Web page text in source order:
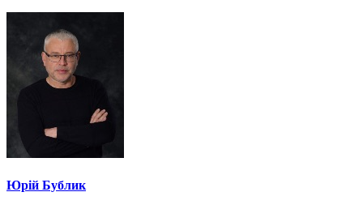
Юрій Бублик